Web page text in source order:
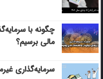
چگونه با
مالی برسیم؟
سرمایه‌گذاری